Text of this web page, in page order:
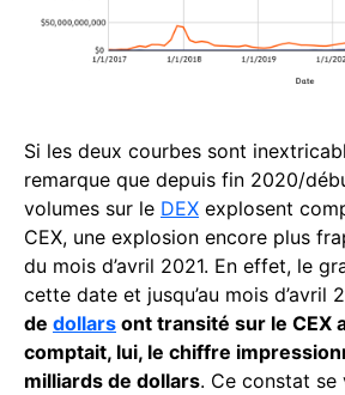
Si les deux courbes sont
remarque que depuis fin 2020/
volumes sur le DEX explosent
CEX, une explosion encore plus
du mois d’avril 2021. En effet, le
cette date et jusqu’au mois d’avril
de dollars ont transité sur le CEX
comptait, lui, le chiffre
milliards de dollars. Ce constat se